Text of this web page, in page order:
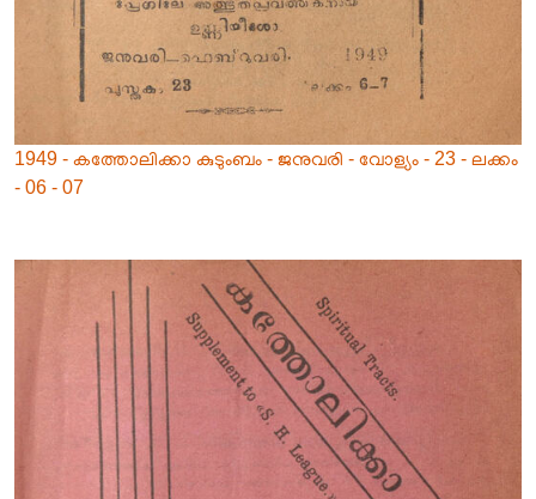
1949 - കത്തോലിക്കാ കുടുംബം - ജനുവരി - വോള്യം - 23 - ലക്കം
- 06 - 07